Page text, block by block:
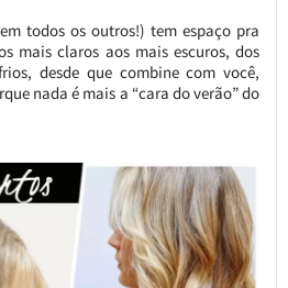
todos os outros!) tem espaço pra
mais claros aos mais escuros, dos
desde que combine com você,
nada é mais a “cara do verão” do